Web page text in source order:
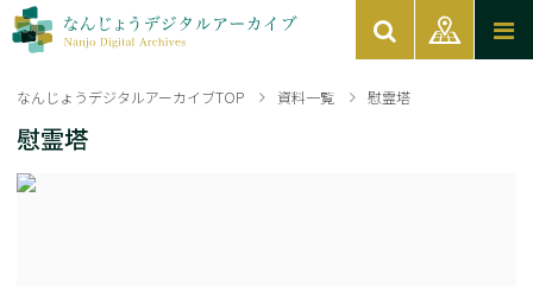
なんじょうデジタルアーカイブTOP 資料一覧 慰霊塔
慰霊塔